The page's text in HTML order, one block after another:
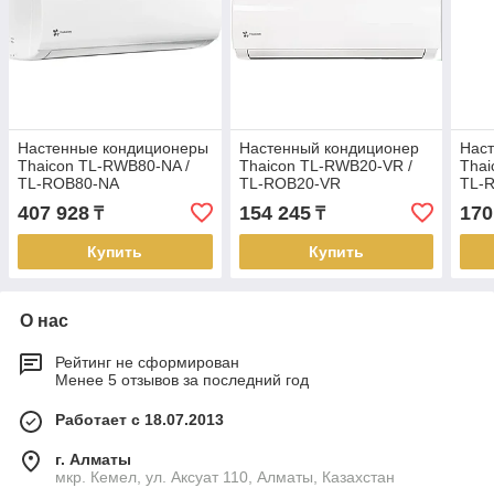
Настенные кондиционеры
Thaicon TL-RWB80-NA /
TL-ROB80-NA
407 928 ₸
Купить
Настенный кондиционер
Thaicon TL-RWB20-VR /
TL-ROB20-VR
154 245₸
Купить
TL-
О нас
Рейтинг не сформирован
Менее 5 отзывов за последний год
Работает с 18.07.2013
г. Алматы
мкр. Кемел, ул. Аксуат 110, Алматы, Казахстан